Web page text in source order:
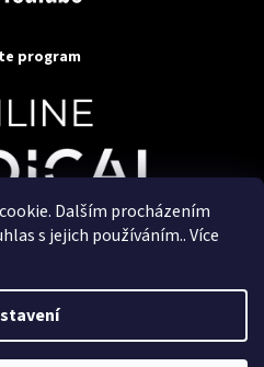
Dalším procházením
s jejich používáním.. Více
program
. Všechna práva
zajišťuje